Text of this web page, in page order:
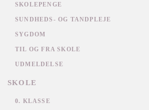
SKOLEPENGE
SUNDHEDS- OG TANDPLEJE
SYGDOM
TIL OG FRA SKOLE
UDMELDELSE
SKOLE
0. KLASSE